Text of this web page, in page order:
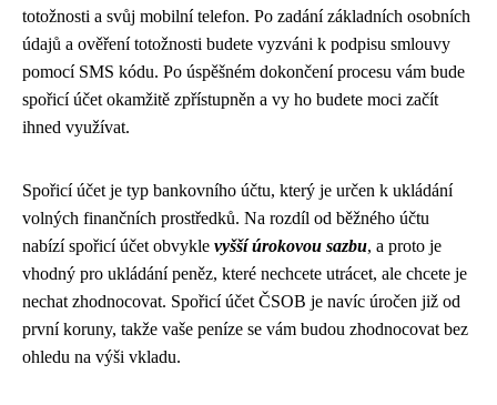
totožnosti a svůj mobilní telefon. Po zadání základních osobních
údajů a ověření totožnosti budete vyzváni k podpisu smlouvy
pomocí SMS kódu. Po úspěšném dokončení procesu vám bude
spořicí účet okamžitě zpřístupněn a vy ho budete moci začít
ihned využívat.
Spořicí účet je typ bankovního účtu, který je určen k ukládání
volných finančních prostředků. Na rozdíl od běžného účtu
nabízí spořicí účet obvykle vyšší úrokovou sazbu, a proto je
vhodný pro ukládání peněz, které nechcete utrácet, ale chcete je
nechat zhodnocovat. Spořicí účet ČSOB je navíc úročen již od
první koruny, takže vaše peníze se vám budou zhodnocovat bez
ohledu na výši vkladu.